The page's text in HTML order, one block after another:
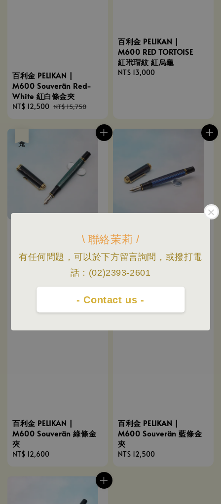
\ 聯絡茉莉 /
有任何問題，可以於下方留言詢問，或撥打電
話：(02)2393-2601
- Contact us -
百利金 PELIKAN |
M600 Souverän Red-
White 紅白條金夾
Sale
NT$ 12,500 Regular
NT$ 15,750
百利金 PELIKAN |
M600 RED TORTOISE
紅玳瑁紋 紅烏龜
Regular
NT$ 13,000
百利金 PELIKAN |
M600 Souverän 綠條金
夾
Regular
NT$ 12,600
百利金 PELIKAN |
M600 Souverän 藍條金
夾
Regular
NT$ 12,500